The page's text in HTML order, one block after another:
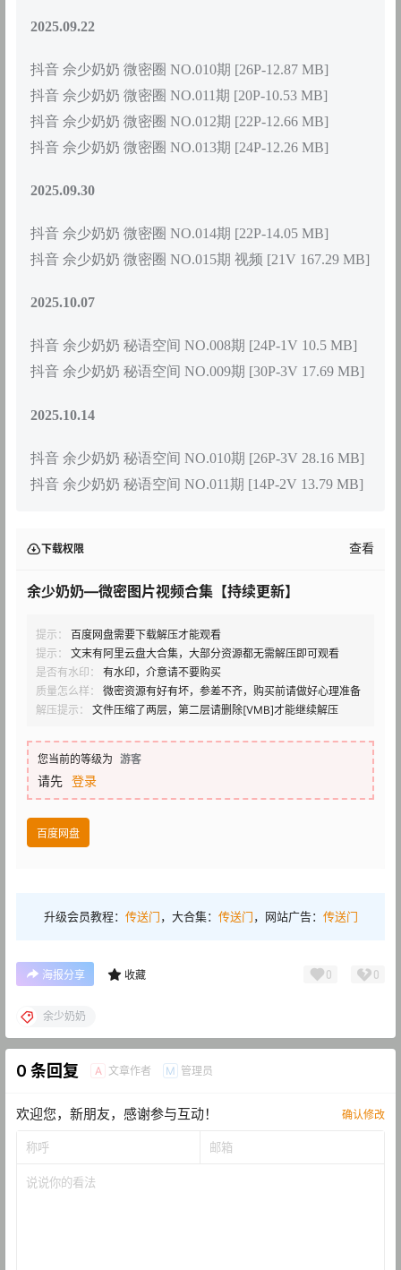
2025.09.22
抖音 佘少奶奶 微密圈 NO.010期 [26P-12.87 MB]
抖音 佘少奶奶 微密圈 NO.011期 [20P-10.53 MB]
抖音 佘少奶奶 微密圈 NO.012期 [22P-12.66 MB]
抖音 佘少奶奶 微密圈 NO.013期 [24P-12.26 MB]
2025.09.30
抖音 佘少奶奶 微密圈 NO.014期 [22P-14.05 MB]
抖音 佘少奶奶 微密圈 NO.015期 视频 [21V 167.29 MB]
2025.10.07
抖音 余少奶奶 秘语空间 NO.008期 [24P-1V 10.5 MB]
抖音 余少奶奶 秘语空间 NO.009期 [30P-3V 17.69 MB]
2025.10.14
抖音 余少奶奶 秘语空间 NO.010期 [26P-3V 28.16 MB]
抖音 余少奶奶 秘语空间 NO.011期 [14P-2V 13.79 MB]
下载权限 查看
余少奶奶—微密图片视频合集【持续更新】
提示：
百度网盘需要下载解压才能观看
提示：
文末有阿里云盘大合集，大部分资源都无需解压即可观看
是否有水印：
有水印，介意请不要购买
质量怎么样：
微密资源有好有坏，参差不齐，购买前请做好心理准备
解压提示：
文件压缩了两层，第二层请删除[VMB]才能继续解压
您当前的等级为 游客
请先 登录
百度网盘
升级会员教程： 传送门，大合集： 传送门，网站广告： 传送门
海报分享 收藏 0 0
余少奶奶
0 条回复 A 文章作者 M 管理员
欢迎您，新朋友，感谢参与互动！ 确认修改